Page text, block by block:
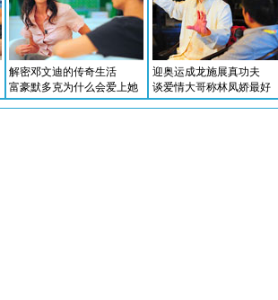
解密邓文迪的传奇生活
富豪默多克为什么会爱上她
迎奥运成龙施展真功夫
谈爱情大哥称林凤娇最好